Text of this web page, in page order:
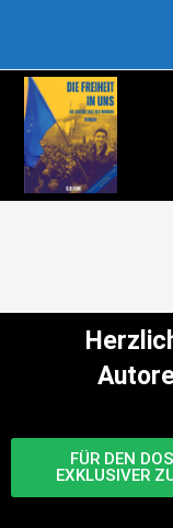
FÜR DEN
EXKLUSIVER